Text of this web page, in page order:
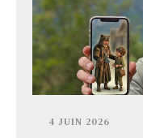
4 JUIN 2026